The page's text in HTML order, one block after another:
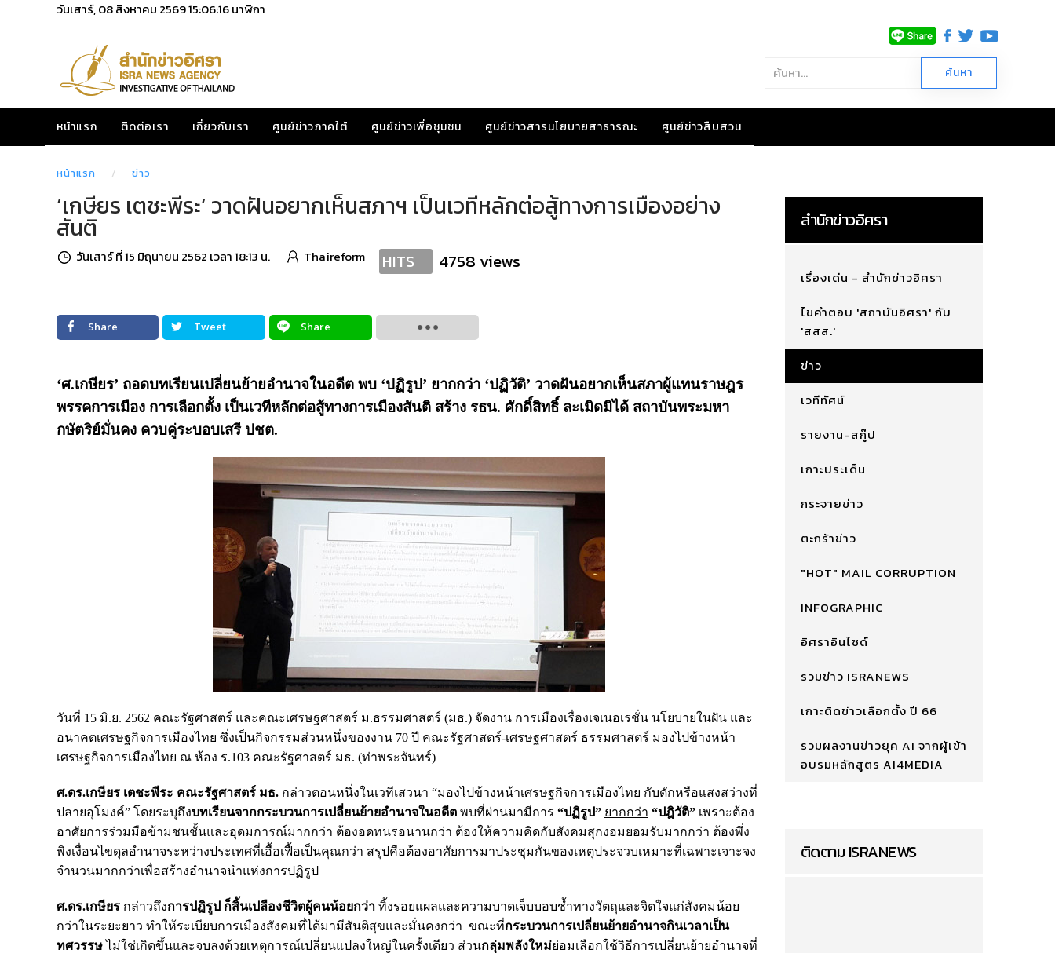
วันเสาร์, 08 สิงหาคม 256915:06:17นาฬิกา
หน้าแรก ติดต่อเรา เกี่ยวกับเรา ศูนย์ข่าวภาคใต้ ศูนย์ข่าวเพื่อชุมชน ศูนย์ข่าวสารนโยบายสาธารณะ ศูนย์ข่าวสืบสวน
หน้าแรก ข่าว
‘เกษียร เตชะพีระ’ วาดฝันอยากเห็นสภาฯ เป็นเวทีหลักต่อสู้ทางการเมืองอย่าง
สันติ
วันเสาร์ ที่ 15 มิถุนายน 2562 เวลา 18:13 น. Thaireform HITS 4758 views
Share Tweet Share
‘ศ.เกษียร’ ถอดบทเรียนเปลี่ยนย้ายอำนาจในอดีต พบ ‘ปฏิรูป’ ยากกว่า ‘ปฏิวัติ’ วาดฝันอยากเห็นสภาผู้แทนราษฎร
พรรคการเมือง การเลือกตั้ง เป็นเวทีหลักต่อสู้ทางการเมืองสันติ สร้าง รธน. ศักดิ์สิทธิ์ ละเมิดมิได้ สถาบันพระมหา
กษัตริย์มั่นคง ควบคู่ระบอบเสรี ปชต.
วันที่ 15 มิ.ย. 2562 คณะรัฐศาสตร์ และคณะเศรษฐศาสตร์ ม.ธรรมศาสตร์ (มธ.) จัดงาน การเมืองเรื่องเจเนอเรชั่น นโยบายในฝัน และ
อนาคตเศรษฐกิจการเมืองไทย ซึ่งเป็นกิจกรรมส่วนหนึ่งของงาน 70 ปี คณะรัฐศาสตร์-เศรษฐศาสตร์ ธรรมศาสตร์ มองไปข้างหน้า
เศรษฐกิจการเมืองไทย ณ ห้อง ร.103 คณะรัฐศาสตร์ มธ. (ท่าพระจันทร์)
ศ.ดร.เกษียร เตชะพีระ คณะรัฐศาสตร์ มธ. กล่าวตอนหนึ่งในเวทีเสวนา “มองไปข้างหน้าเศรษฐกิจการเมืองไทย กับดักหรือแสงสว่างที่
ปลายอุโมงค์” โดยระบุถึงบทเรียนจากกระบวนการเปลี่ยนย้ายอำนาจในอดีต พบที่ผ่านมามีการ “ปฏิรูป” ยากกว่า “ปฎิวัติ” เพราะต้อง
อาศัยการร่วมมือข้ามชนชั้นและอุดมการณ์มากกว่า ต้องอดทนรอนานกว่า ต้องให้ความคิดกับสังคมสุกงอมยอมรับมากกว่า ต้องพึ่ง
พิงเงื่อนไขดุลอำนาจระหว่างประเทศที่เอื้อเฟื้อเป็นคุณกว่า สรุปคือต้องอาศัยการมาประชุมกันของเหตุประจวบเหมาะที่เฉพาะเจาะจง
จำนวนมากกว่าเพื่อสร้างอำนาจนำแห่งการปฏิรูป
ศ.ดร.เกษียร กล่าวถึงการปฏิรูป ก็สิ้นเปลืองชีวิตผู้คนน้อยกว่า ทิ้งรอยแผลและความบาดเจ็บบอบช้ำทางวัตถุและจิตใจแก่สังคมน้อย
กว่าในระยะยาว ทำให้ระเบียบการเมืองสังคมที่ได้มามีสันติสุขและมั่นคงกว่า ขณะที่กระบวนการเปลี่ยนย้ายอำนาจกินเวลาเป็น
ทศวรรษไม่ใช่เกิดขึ้นและจบลงด้วยเหตุการณ์เปลี่ยนแปลงใหญ่ในครั้งเดียว ส่วนกลุ่มพลังใหม่ย่อมเลือกใช้วิธีการเปลี่ยนย้ายอำนาจที่
สำนักข่าวอิศรา
เรื่องเด่น - สำนักข่าวอิศรา
ไขคำตอบ 'สถาบันอิศรา' กับ
'สสส.'
ข่าว
เวทีทัศน์
รายงาน-สกู๊ป
เกาะประเด็น
กระจายข่าว
ตะกร้าข่าว
"HOT" MAIL CORRUPTION
INFOGRAPHIC
อิศราอินไซด์
รวมข่าว ISRANEWS
เกาะติดข่าวเลือกตั้ง ปี 66
รวมผลงานข่าวยุค AI จากผู้เข้า
อบรมหลักสูตร AI4MEDIA
ติดตาม ISRANEWS